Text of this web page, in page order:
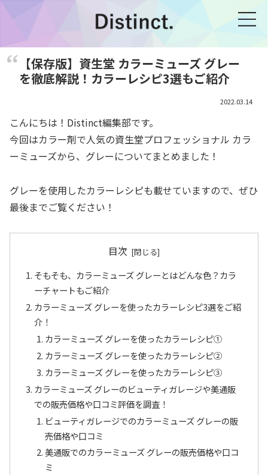
【保存版】資生堂 カラーミューズ グレー
を徹底解説！カラーレシピ3選もご紹介
2022.03.14
こんにちは！Distinct編集部です。
今回はカラー剤で人気の資生堂プロフェッショナル カラ
ーミューズから、グレーについてまとめました！
グレーを使用したカラーレシピも載せていますので、ぜひ
最後までご覧ください！
目次
そもそも、カラーミューズ グレーとはどんな色？カラ
ーチャートもご紹介
カラーミューズ グレーを使ったカラーレシピ3選をご紹
介！
カラーミューズ グレーを使ったカラーレシピ①
カラーミューズ グレーを使ったカラーレシピ②
カラーミューズ グレーを使ったカラーレシピ③
カラーミューズ グレーのビューティガレージや美通販
での販売価格や口コミ評価を調査！
ビューティガレージでのカラーミューズ グレーの販
売価格や口コミ
美通販でのカラーミューズ グレーの販売価格や口コ
ミ